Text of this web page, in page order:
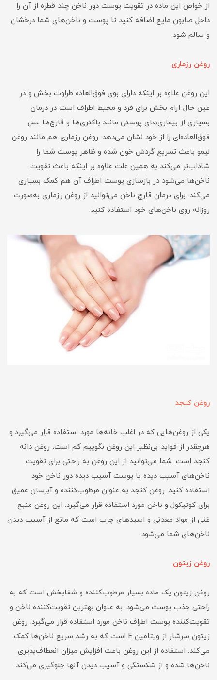
از خواص این ماده در تقویت پوست دور ناخن چند قطره از آن را
داخل صابون مایع اضافه کنید تا پوست و ناخن‌های شما درخشان
و سالم شود.
روغن رزماری
این روغن علاوه بر اینکه دارای بوی فوق‌العاده طراوت بخش و در
عین حال آرام بخش برای فرد و محیط اطراف است در درمان
بسیاری از بیماری‌های پوستی مانند باکتری‌ها و قارچ‌ها عمل
فوق‌العاده‌ای را از خود نشان می‌دهد. روغن رزماری هم مانند روغن
لیمو باعث تسریع گردش خون شده و ظاهر پوست شما را
شاداب‌تر می‌کند به همین علت علاوه بر اینکه باعث تقویت
ناخن‌ها می‌شود در بازسازی پوست اطراف آن هم کمک بسیاری
می‌کند. برای درمان قارچ ناخن می‌توانید از روغن رزماری به‌صورت
روزانه روی ناخن‌های خود استفاده کنید.
روغن کنجد
یکی از روغن‌هایی که در اغلب خانه‌ها مورد استفاده قرار می‌گیرد و
هرچقدر از فواید بی‌نظیر این روغن بگوییم کم است، روغن دانه
کنجد است. شما می‌توانید از این روغن به راحتی برای تقویت
ناخن‌های آسیب دیده یا پوست آسیب دیده دور ناخن خود
استفاده کنید. روغن کنجد به عنوان مرطوب‌کننده و آبرسان عمیق
برای کوتیکول و ناخن مورد استفاده قرار می‌گیرد. این روغن منبع
غنی از مواد معدنی و اسیدهای چرب است که مانع از آسیب دیدن
ناخن‌های شما می‌شود.
روغن زیتون
روغن زیتون یک ماده بسیار مرطوب‌کننده و شفابخش است که به
راحتی جذب پوست می‌شود. به عنوان بهترین تقویت‌کننده ناخن و
تقویت‌کننده پوست اطراف ناخن مورد استفاده قرار می‌گیرد. روغن
زیتون سرشار از ویتامین E است که به رشد سریع ناخن‌ها کمک
می‌کند. استفاده از این روغن باعث افزایش میزان انعطاف‌پذیری
ناخن‌ها شده و از شکستگی و آسیب دیدن آنها جلوگیری می‌کند.